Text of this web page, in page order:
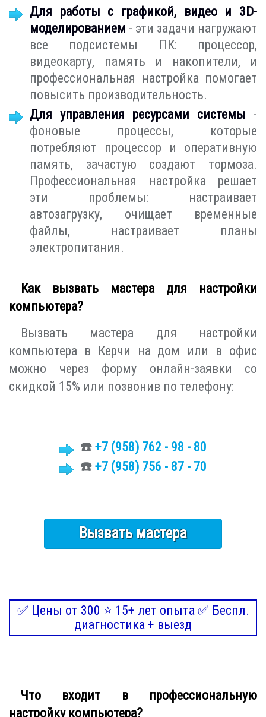
Для работы с графикой, видео и 3D-
моделированием - эти задачи нагружают
все подсистемы ПК: процессор,
видеокарту, память и накопители, и
профессиональная настройка помогает
повысить производительность.
Для управления ресурсами системы -
фоновые процессы, которые
потребляют процессор и оперативную
память, зачастую создают тормоза.
Профессиональная настройка решает
эти проблемы: настраивает
автозагрузку, очищает временные
файлы, настраивает планы
электропитания.
Как вызвать мастера для настройки
компьютера?
Вызвать мастера для настройки
компьютера в Керчи на дом или в офис
можно через форму онлайн-заявки со
скидкой 15% или позвонив по телефону:
☎️ +7 (958) 762 - 98 - 80
☎️ +7 (958) 756 - 87 - 70
Вызвать мастера
✅ Цены от 300 ⭐ 15+ лет опыта ✅ Беспл.
диагностика + выезд
Что входит в профессиональную
настройку компьютера?